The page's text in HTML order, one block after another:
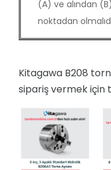
(A) ve alından
noktadan
Kitagawa B208
sipariş vermek için